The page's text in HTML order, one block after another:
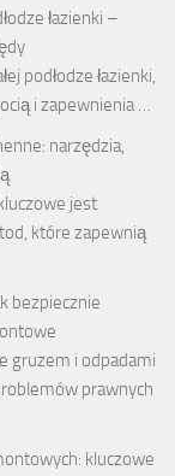
łazienki –
podłodze łazienki,
i zapewnienia …
narzędzia,
jest
które zapewnią
bezpiecznie
gruzem i odpadami
prawnych
kluczowe